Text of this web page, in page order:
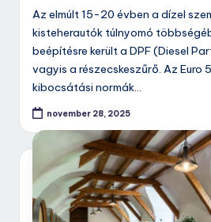
Az elmúlt 15-20 évben a dízel
kisteherautók túlnyomó
beépítésre került a DPF (Diesel
vagyis a részecskeszűrő. Az Euro
kibocsátási normák…
november 28, 2025